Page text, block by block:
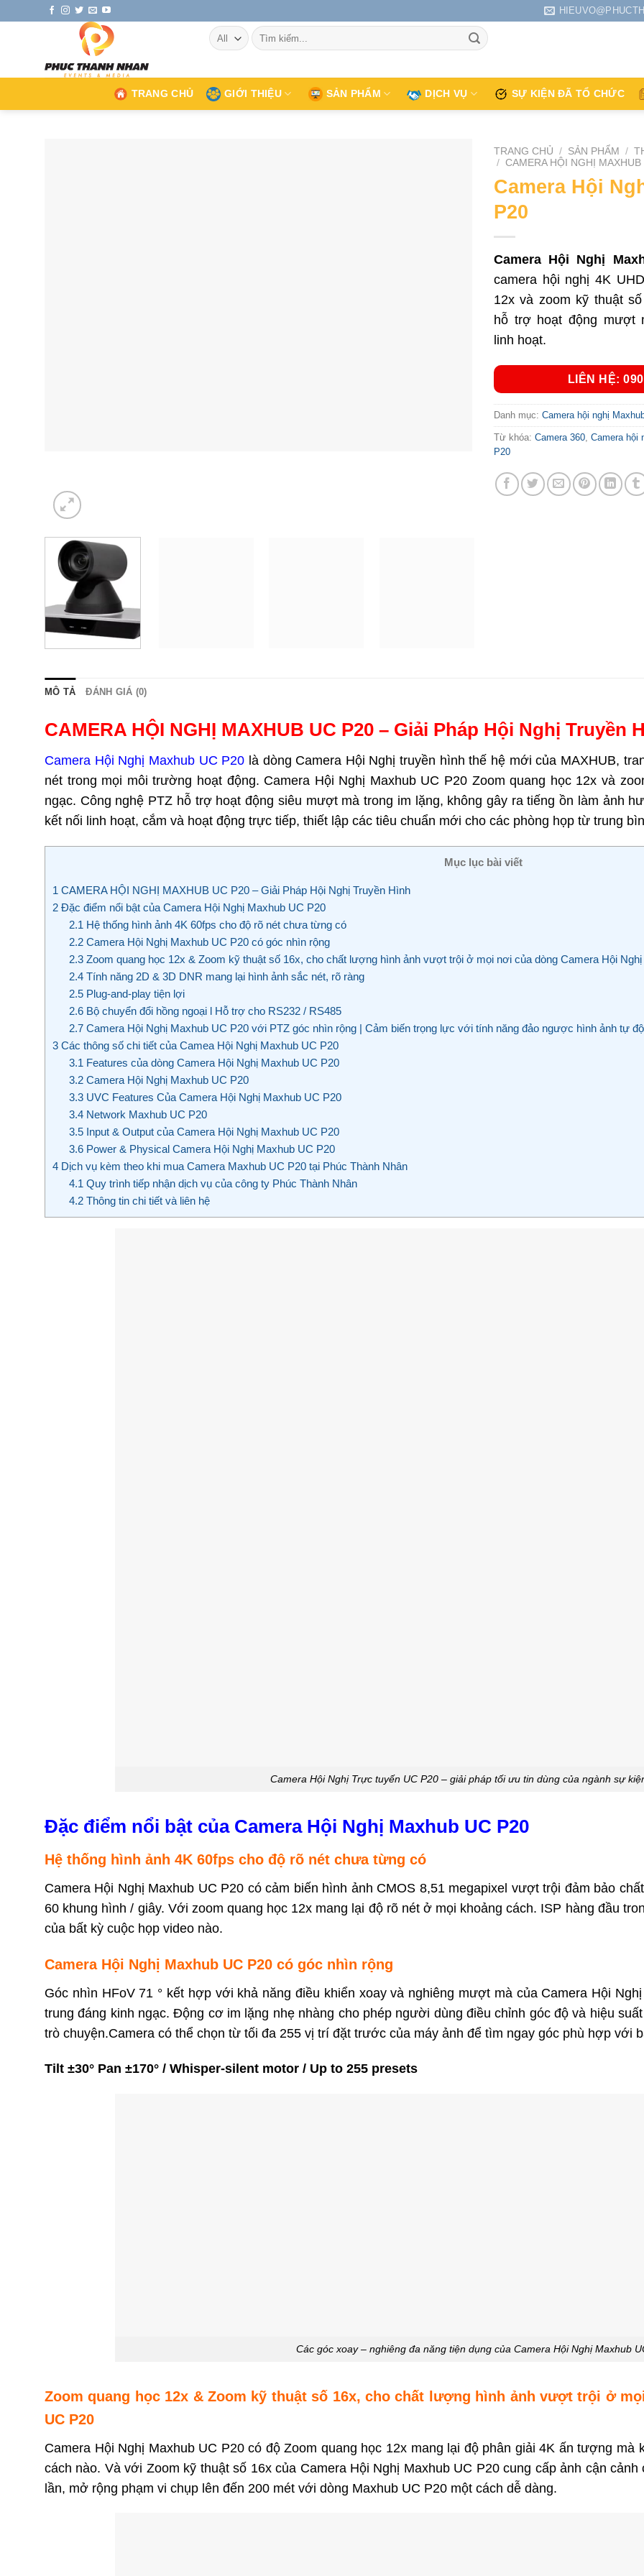
Tìm
kiếm:
TRANG CHỦ GIỚI THIỆU SẢN PHẨM DỊCH VỤ SỰ KIỆN ĐÃ TỔ CHỨC
TRANG CHỦ / SẢN PHẨM /
/ CAMERA HỘI NGHỊ MAXHUB
Camera Hội
P20
Camera Hội Nghị
camera hội nghị 4K
12x và zoom kỹ thuật
hỗ trợ hoạt động mượt
linh hoạt.
LIÊN HỆ:
Danh mục: Camera hội nghị
Từ khóa: Camera 360, Camera hội
P20
MÔ TẢ ĐÁNH GIÁ (0)
CAMERA HỘI NGHỊ MAXHUB UC P20 – Giải Pháp Hội Nghị Truyền
Camera Hội Nghị Maxhub UC P20 là dòng Camera Hội Nghị truyền hình thế hệ mới của MAXHUB,
nét trong mọi môi trường hoạt động. Camera Hội Nghị Maxhub UC P20 Zoom quang học 12x và
ngạc. Công nghệ PTZ hỗ trợ hoạt động siêu mượt mà trong im lặng, không gây ra tiếng ồn làm ảnh
kết nối linh hoạt, cắm và hoạt động trực tiếp, thiết lập các tiêu chuẩn mới cho các phòng họp từ trung
Mục lục bài viết
1 CAMERA HỘI NGHỊ MAXHUB UC P20 – Giải Pháp Hội Nghị Truyền Hình
2 Đặc điểm nổi bật của Camera Hội Nghị Maxhub UC P20
2.1 Hệ thống hình ảnh 4K 60fps cho độ rõ nét chưa từng có
2.2Camera Hội Nghị Maxhub UC P20 có góc nhìn rộng
2.3Zoom quang học 12x & Zoom kỹ thuật số 16x, cho chất lượng hình ảnh vượt trội ở mọi nơi của dòng Camera Hội
2.4Tính năng 2D & 3D DNR mang lại hình ảnh sắc nét, rõ ràng
2.5Plug-and-play tiện lợi
2.6Bộ chuyển đổi hồng ngoại l Hỗ trợ cho RS232 / RS485
2.7Camera Hội Nghị Maxhub UC P20 với PTZ góc nhìn rộng | Cảm biến trọng lực với tính năng đảo ngược hình ảnh tự
3 Các thông số chi tiết của Camea Hội Nghị Maxhub UC P20
3.1 Features của dòng Camera Hội Nghị Maxhub UC P20
3.2Camera Hội Nghị Maxhub UC P20
3.3UVC Features Của Camera Hội Nghị Maxhub UC P20
3.4Network Maxhub UC P20
3.5Input & Output của Camera Hội Nghị Maxhub UC P20
3.6Power & Physical Camera Hội Nghị Maxhub UC P20
4 Dịch vụ kèm theo khi mua Camera Maxhub UC P20 tại Phúc Thành Nhân
4.1 Quy trình tiếp nhận dịch vụ của công ty Phúc Thành Nhân
4.2Thông tin chi tiết và liên hệ
Camera Hội Nghị Trực tuyến UC P20 – giải pháp tối ưu tin dùng của ngành sự
Đặc điểm nổi bật của Camera Hội Nghị Maxhub UC P20
Hệ thống hình ảnh 4K 60fps cho độ rõ nét chưa từng có
Camera Hội Nghị Maxhub UC P20 có cảm biến hình ảnh CMOS 8,51 megapixel vượt trội đảm bảo
60 khung hình / giây. Với zoom quang học 12x mang lại độ rõ nét ở mọi khoảng cách. ISP hàng đầu
của bất kỳ cuộc họp video nào.
Camera Hội Nghị Maxhub UC P20 có góc nhìn rộng
Góc nhìn HFoV 71 ° kết hợp với khả năng điều khiển xoay và nghiêng mượt mà của Camera Hội
trung đáng kinh ngạc. Động cơ im lặng nhẹ nhàng cho phép người dùng điều chỉnh góc độ và hiệu
trò chuyện.Camera có thể chọn từ tối đa 255 vị trí đặt trước của máy ảnh để tìm ngay góc phù hợp với
Tilt ±30° Pan ±170° / Whisper-silent motor / Up to 255 presets
Các góc xoay – nghiêng đa năng tiện dụng của Camera Hội Nghị Maxhub
Zoom quang học 12x & Zoom kỹ thuật số 16x, cho chất lượng hình ảnh vượt trội ở
UC P20
Camera Hội Nghị Maxhub UC P20 có độ Zoom quang học 12x mang lại độ phân giải 4K ấn tượng
cách nào. Và với Zoom kỹ thuật số 16x của Camera Hội Nghị Maxhub UC P20 cung cấp ảnh cận
lần, mở rộng phạm vi chụp lên đến 200 mét với dòng Maxhub UC P20 một cách dễ dàng.